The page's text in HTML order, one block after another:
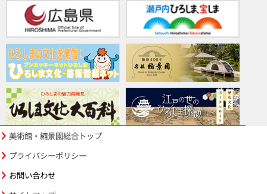
美術館・縮景園総合トップ
プライバシーポリシー
お問い合わせ